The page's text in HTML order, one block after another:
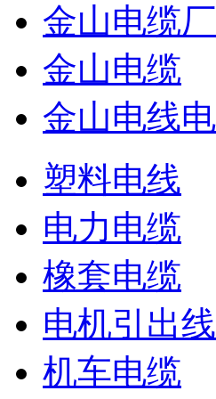
金山电缆厂
金山电缆
金山电线
塑料电线
电力电缆
橡套电缆
电机引出线
机车电缆